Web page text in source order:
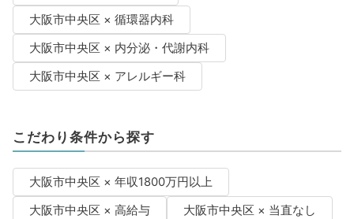
大阪市中央区 × 循環器内科
大阪市中央区 × 内分泌・代謝内科
大阪市中央区 × アレルギー科
こだわり条件から探す
大阪市中央区 × 年収1800万円以上
大阪市中央区 × 高給与
大阪市中央区 × 当直なし